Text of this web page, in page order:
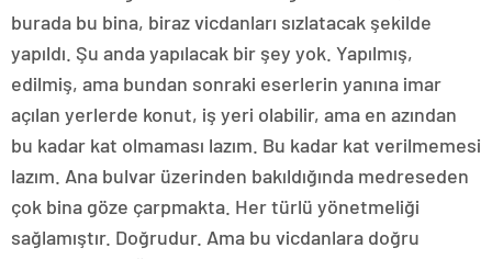
burada bu bina, biraz vicdanları sızlatacak şekilde
yapıldı. Şu anda yapılacak bir şey yok. Yapılmış,
edilmiş, ama bundan sonraki eserlerin yanına imar
açılan yerlerde konut, iş yeri olabilir, ama en azından
bu kadar kat olmaması lazım. Bu kadar kat verilmemesi
lazım. Ana bulvar üzerinden bakıldığında medreseden
çok bina göze çarpmakta. Her türlü yönetmeliği
sağlamıştır. Doğrudur. Ama bu vicdanlara doğru